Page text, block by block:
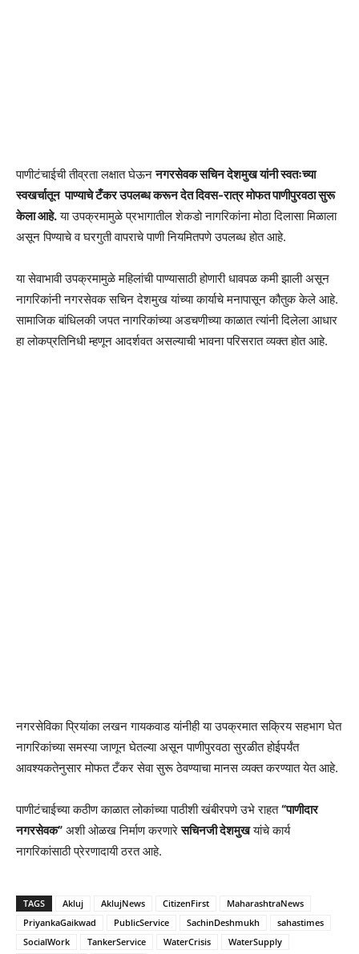
पाणीटंचाईची तीव्रता लक्षात घेऊननगरसेवक सचिन देशमुख यांनी स्वतःच्या
स्वखर्चातून पाण्याचे टँकर उपलब्ध करून देत दिवस-रात्र मोफत पाणीपुरवठा सुरू
केला आहे.या उपक्रमामुळे प्रभागातील शेकडो नागरिकांना मोठा दिलासा मिळाला
असून पिण्याचे व घरगुती वापराचे पाणी नियमितपणे उपलब्ध होत आहे.
या सेवाभावी उपक्रमामुळे महिलांची पाण्यासाठी होणारी धावपळ कमी झाली असून
नागरिकांनी नगरसेवक सचिन देशमुख यांच्या कार्याचे मनापासून कौतुक केले आहे.
सामाजिक बांधिलकी जपत नागरिकांच्या अडचणीच्या काळात त्यांनी दिलेला आधार
हा लोकप्रतिनिधी म्हणून आदर्शवत असल्याची भावना परिसरात व्यक्त होत आहे.
नगरसेविका प्रियांका लखन गायकवाड यांनीही या उपक्रमात सक्रिय सहभाग घेत
नागरिकांच्या समस्या जाणून घेतल्या असून पाणीपुरवठा सुरळीत होईपर्यंत
आवश्यकतेनुसार मोफत टँकर सेवा सुरू ठेवण्याचा मानस व्यक्त करण्यात येत आहे.
पाणीटंचाईच्या कठीण काळात लोकांच्या पाठीशी खंबीरपणे उभे राहत“पाणीदार
नगरसेवक” अशी ओळख निर्माण करणारेसचिनजी देशमुखयांचे कार्य
नागरिकांसाठी प्रेरणादायी ठरत आहे.
TAGS Akluj AklujNews CitizenFirst
MaharashtraNews
PriyankaGaikwad
PublicService SachinDeshmukh
sahastimes
SocialWork
TankerService WaterCrisis
WaterSupply